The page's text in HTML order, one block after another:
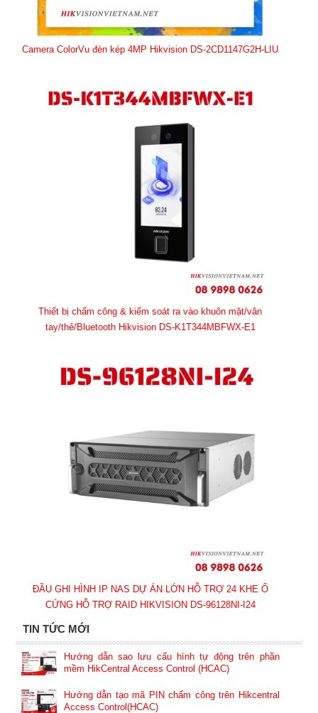
Camera ColorVu đèn kép 4MP Hikvision DS-2CD1147G2H-LIU
Thiết bị chấm công & kiểm soát ra vào khuôn mặt/vân
tay/thẻ/Bluetooth Hikvision DS-K1T344MBFWX-E1
ĐẦU GHI HÌNH IP NAS DỰ ÁN LỚN HỖ TRỢ 24 KHE Ổ
CỨNG HỖ TRỢ RAID HIKVISION DS-96128NI-I24
TIN TỨC MỚI
Hướng dẫn sao lưu cấu hình tự động trên phần
mềm HikCentral Access Control (HCAC)
Hướng dẫn tạo mã PIN chấm công trên Hikcentral
Access Control(HCAC)